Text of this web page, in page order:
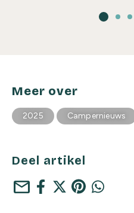
Meer over
2025 Campernieuws
Deel artikel
mail